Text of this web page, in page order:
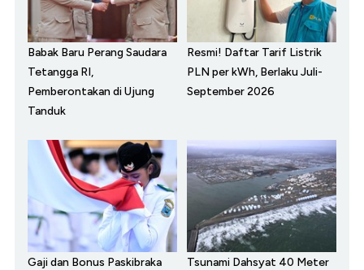
Babak Baru Perang Saudara
Tetangga RI,
Pemberontakan di Ujung
Tanduk
Resmi! Daftar Tarif Listrik
PLN per kWh, Berlaku Juli-
September 2026
Gaji dan Bonus Paskibraka
Tsunami Dahsyat 40 Meter